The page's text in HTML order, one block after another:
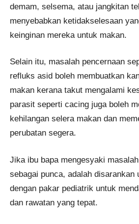
demam, selsema, atau jangkitan
menyebabkan ketidakselesaan
keinginan mereka untuk makan.
Selain itu, masalah pencernaan
refluks asid boleh membuatkan
makan kerana takut mengalami
parasit seperti cacing juga boleh
kehilangan selera makan dan
perubatan segera.
Jika ibu bapa mengesyaki
sebagai punca, adalah disarankan
dengan pakar pediatrik untuk
dan rawatan yang tepat.